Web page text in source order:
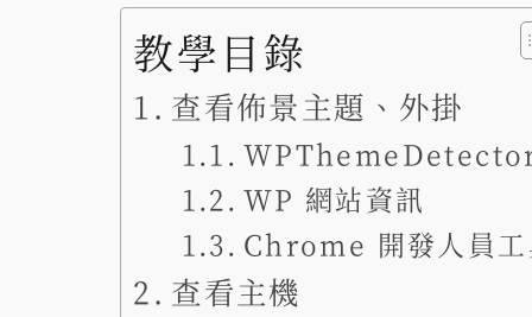
教學目錄
查看佈景主題、外掛
WP 網站資訊
Chrome 開發人員
查看主機